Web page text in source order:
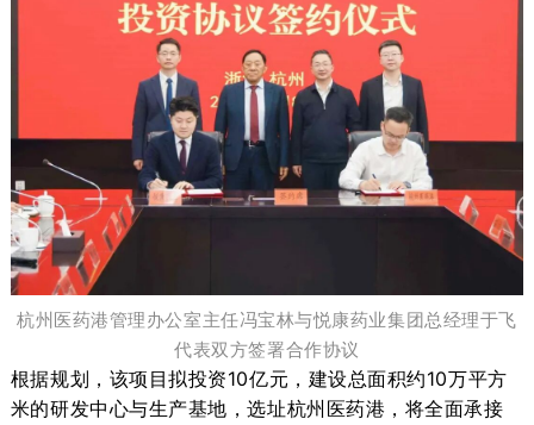
杭州医药港管理办公室主任冯宝林与悦康药业集团总经理于飞
代表双方签署合作协议
根据规划，该项目拟投资10亿元，建设总面积约10万平方
米的研发中心与生产基地，选址杭州医药港， 将全面承接